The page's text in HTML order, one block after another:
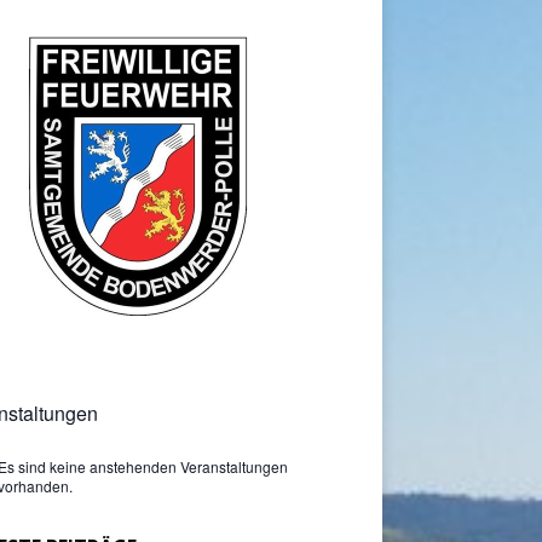
Es sind keine anstehenden Veranstaltungen